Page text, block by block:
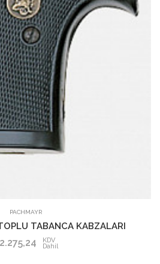
PACHMAYR
TABANCA KABZALARI
KDV
Dahil